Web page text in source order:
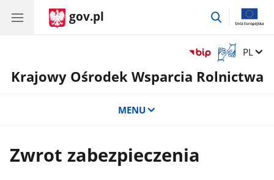
gov.pl
przejdź
Otwórz
okno
z
Zmień
PL
Krajowy Ośrodek Wsparcia Rolnictwa
MENU
Zwrot zabezpieczenia